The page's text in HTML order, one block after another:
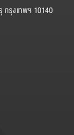
กรุงเทพฯ 10140